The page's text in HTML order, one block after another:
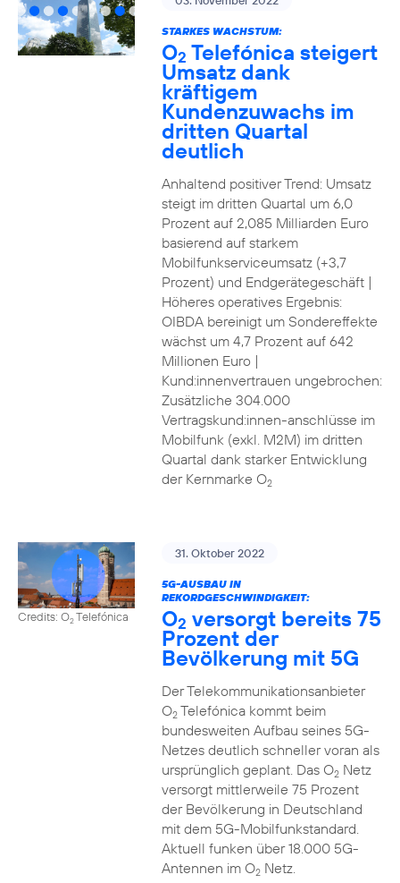
STARKES WACHSTUM:
O2 Telefónica steigert
Umsatz dank
kräftigem
Kundenzuwachs im
dritten Quartal
deutlich
Anhaltend positiver Trend: Umsatz
steigt im dritten Quartal um 6,0
Prozent auf 2,085 Milliarden Euro
basierend auf starkem
Mobilfunkserviceumsatz (+3,7
Prozent) und Endgerätegeschäft |
Höheres operatives Ergebnis:
OIBDA bereinigt um Sondereffekte
wächst um 4,7 Prozent auf 642
Millionen Euro |
Kund:innenvertrauen ungebrochen:
Zusätzliche 304.000
Vertragskund:innen-anschlüsse im
Mobilfunk (exkl. M2M) im dritten
Quartal dank starker Entwicklung
der Kernmarke O2
Credits: O2Telefónica
31. Oktober 2022
5G-AUSBAU IN
REKORDGESCHWINDIGKEIT:
O2 versorgt bereits 75
Prozent der
Bevölkerung mit 5G
Der Telekommunikationsanbieter
O2Telefónica kommt beim
bundesweiten Aufbau seines 5G-
Netzes deutlich schneller voran als
ursprünglich geplant. Das O2Netz
versorgt mittlerweile 75 Prozent
der Bevölkerung in Deutschland
mit dem 5G-Mobilfunkstandard.
Aktuell funken über 18.000 5G-
Antennen im O2Netz.